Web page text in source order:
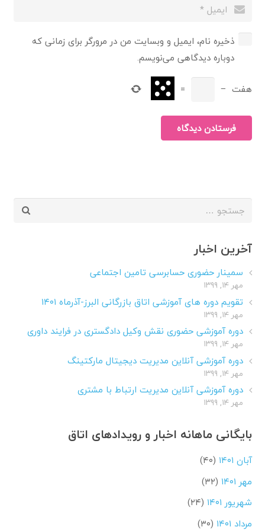
ذخیره نام، ایمیل و وبسایت من در مرورگر برای زمانی که
دوباره دیدگاهی می‌نویسم.
هفت −
=
فرستادن دیدگاه
جستجو
آخرین اخبار
سمینار حضوری حسابرسی تامین اجتماعی
مهر ۱۴, ۱۳۹۹
تقویم دوره های آموزشی اتاق بازرگانی البرز-آذرماه ۱۴۰۱
مهر ۱۴, ۱۳۹۹
دوره آموزشی حضوری نقش وکیل دادگستری در فرایند داوری
مهر ۱۴, ۱۳۹۹
دوره آموزشی آنلاین مدیریت دیجیتال مارکتینگ
مهر ۱۴, ۱۳۹۹
دوره آموزشی آنلاین مدیریت ارتباط با مشتری
مهر ۱۴, ۱۳۹۹
بایگانی ماهانه اخبار و رویدادهای اتاق
آبان ۱۴۰۱
(۴۰)
مهر ۱۴۰۱
(۳۲)
شهریور ۱۴۰۱
(۲۴)
مرداد ۱۴۰۱
(۳۰)